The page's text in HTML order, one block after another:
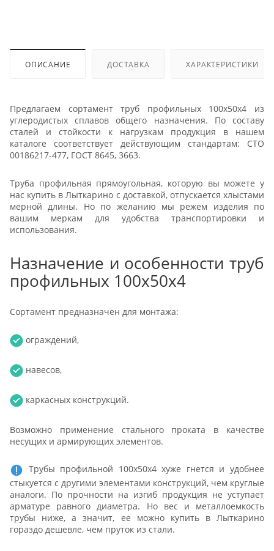
ОПИСАНИЕ ДОСТАВКА ХАРАКТЕРИСТИКИ
Предлагаем сортамент труб профильных 100х50х4 из
углеродистых сплавов общего назначения. По составу
сталей и стойкости к нагрузкам продукция в нашем
каталоге соответствует действующим стандартам: СТО
00186217-477, ГОСТ 8645, 3663.
Труба профильная прямоугольная, которую вы можете у
нас купить в Лыткарино с доставкой, отпускается хлыстами
мерной длины. Но по желанию мы режем изделия по
вашим меркам для удобства транспортировки и
использования.
Назначение и особенности труб
профильных 100х50х4
Сортамент предназначен для монтажа:
ограждений,
навесов,
каркасных конструкций.
Возможно применение стального проката в качестве
несущих и армирующих элементов.
Трубы профильной 100х50х4 хуже гнется и удобнее
стыкуется с другими элементами конструкций, чем круглые
аналоги. По прочности на изгиб продукция не уступает
арматуре равного диаметра. Но вес и металлоемкость
трубы ниже, а значит, ее можно купить в Лыткарино
гораздо дешевле, чем пруток из стали.